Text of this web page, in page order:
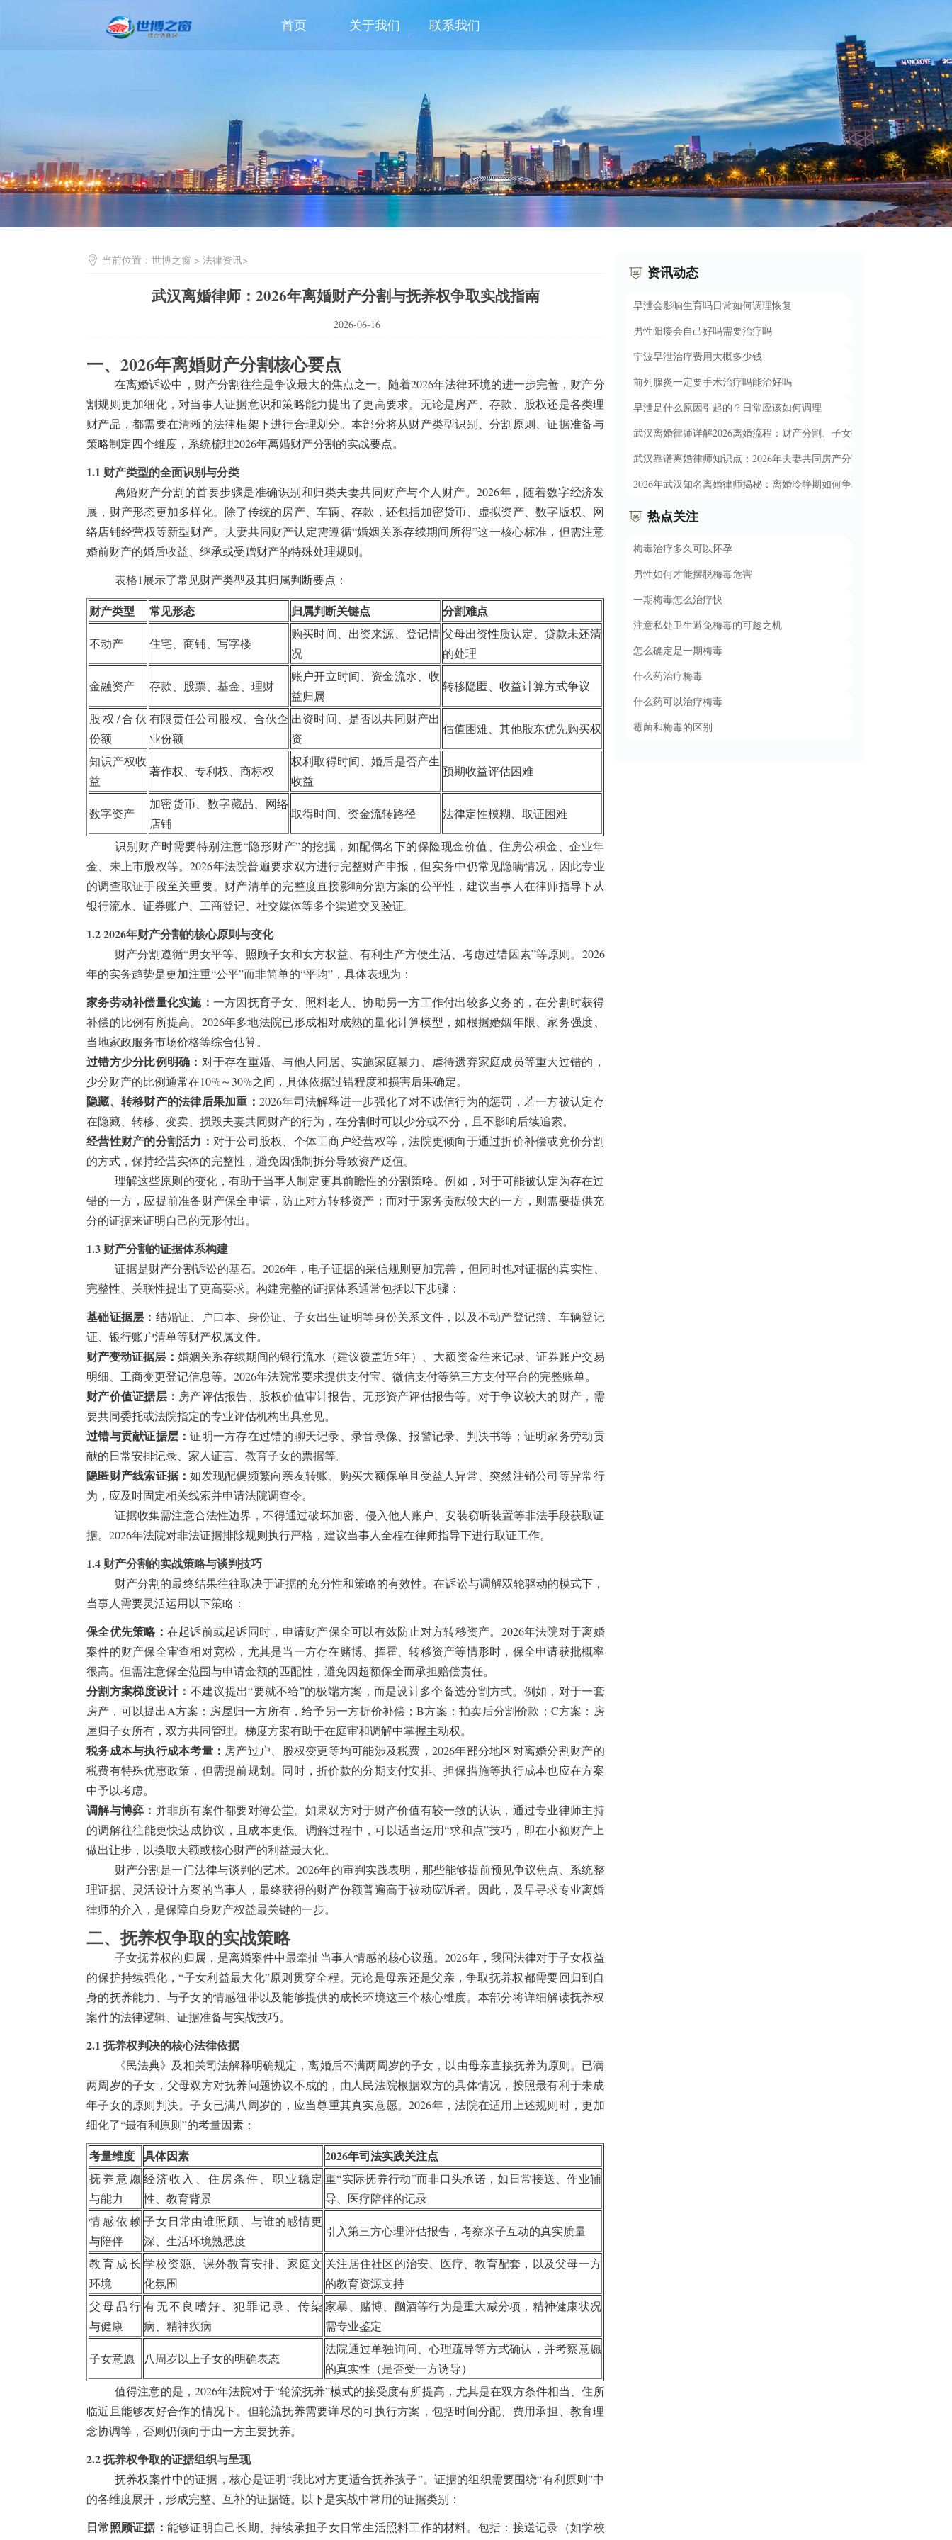
首页 关于我们 联系我们
当前位置：世博之窗 >法律资讯>
武汉离婚律师：2026年离婚财产分割与抚养权争取实战指南
2026-06-16
一、2026年离婚财产分割核心要点
在离婚诉讼中，财产分割往往是争议最大的焦点之一。随着2026年法律环境的进一步完善，财产分
割规则更加细化，对当事人证据意识和策略能力提出了更高要求。无论是房产、存款、股权还是各类理
财产品，都需要在清晰的法律框架下进行合理划分。本部分将从财产类型识别、分割原则、证据准备与
策略制定四个维度，系统梳理2026年离婚财产分割的实战要点。
1.1 财产类型的全面识别与分类
离婚财产分割的首要步骤是准确识别和归类夫妻共同财产与个人财产。2026年，随着数字经济发
展，财产形态更加多样化。除了传统的房产、车辆、存款，还包括加密货币、虚拟资产、数字版权、网
络店铺经营权等新型财产。夫妻共同财产认定需遵循“婚姻关系存续期间所得”这一核心标准，但需注意
婚前财产的婚后收益、继承或受赠财产的特殊处理规则。
表格1展示了常见财产类型及其归属判断要点：
财产类型 常见形态 归属判断关键点 分割难点
不动产 住宅、商铺、写字楼
购买时间、出资来源、登记情
况
父母出资性质认定、贷款未还清
的处理
金融资产 存款、股票、基金、理财
账户开立时间、资金流水、收
益归属
转移隐匿、收益计算方式争议
股权/合伙
份额
有限责任公司股权、合伙企
业份额
出资时间、是否以共同财产出
资
估值困难、其他股东优先购买权
知识产权收
益
著作权、专利权、商标权
权利取得时间、婚后是否产生
收益
预期收益评估困难
数字资产
加密货币、数字藏品、网络
店铺
取得时间、资金流转路径 法律定性模糊、取证困难
识别财产时需要特别注意“隐形财产”的挖掘，如配偶名下的保险现金价值、住房公积金、企业年
金、未上市股权等。2026年法院普遍要求双方进行完整财产申报，但实务中仍常见隐瞒情况，因此专业
的调查取证手段至关重要。财产清单的完整度直接影响分割方案的公平性，建议当事人在律师指导下从
银行流水、证券账户、工商登记、社交媒体等多个渠道交叉验证。
1.2 2026年财产分割的核心原则与变化
财产分割遵循“男女平等、照顾子女和女方权益、有利生产方便生活、考虑过错因素”等原则。2026
年的实务趋势是更加注重“公平”而非简单的“平均”，具体表现为：
家务劳动补偿量化实施： 一方因抚育子女、照料老人、协助另一方工作付出较多义务的，在分割时获得
补偿的比例有所提高。2026年多地法院已形成相对成熟的量化计算模型，如根据婚姻年限、家务强度、
当地家政服务市场价格等综合估算。
过错方少分比例明确： 对于存在重婚、与他人同居、实施家庭暴力、虐待遗弃家庭成员等重大过错的，
少分财产的比例通常在10%～30%之间，具体依据过错程度和损害后果确定。
隐藏、转移财产的法律后果加重：2026年司法解释进一步强化了对不诚信行为的惩罚，若一方被认定存
在隐藏、转移、变卖、损毁夫妻共同财产的行为，在分割时可以少分或不分，且不影响后续追索。
经营性财产的分割活力： 对于公司股权、个体工商户经营权等，法院更倾向于通过折价补偿或竞价分割
的方式，保持经营实体的完整性，避免因强制拆分导致资产贬值。
理解这些原则的变化，有助于当事人制定更具前瞻性的分割策略。例如，对于可能被认定为存在过
错的一方，应提前准备财产保全申请，防止对方转移资产；而对于家务贡献较大的一方，则需要提供充
分的证据来证明自己的无形付出。
1.3 财产分割的证据体系构建
证据是财产分割诉讼的基石。2026年，电子证据的采信规则更加完善，但同时也对证据的真实性、
完整性、关联性提出了更高要求。构建完整的证据体系通常包括以下步骤：
基础证据层： 结婚证、户口本、身份证、子女出生证明等身份关系文件，以及不动产登记簿、车辆登记
证、银行账户清单等财产权属文件。
财产变动证据层： 婚姻关系存续期间的银行流水（建议覆盖近5年）、大额资金往来记录、证券账户交易
明细、工商变更登记信息等。2026年法院常要求提供支付宝、微信支付等第三方支付平台的完整账单。
财产价值证据层： 房产评估报告、股权价值审计报告、无形资产评估报告等。对于争议较大的财产，需
要共同委托或法院指定的专业评估机构出具意见。
过错与贡献证据层：证明一方存在过错的聊天记录、录音录像、报警记录、判决书等；证明家务劳动贡
献的日常安排记录、家人证言、教育子女的票据等。
隐匿财产线索证据：如发现配偶频繁向亲友转账、购买大额保单且受益人异常、突然注销公司等异常行
为，应及时固定相关线索并申请法院调查令。
证据收集需注意合法性边界，不得通过破坏加密、侵入他人账户、安装窃听装置等非法手段获取证
据。2026年法院对非法证据排除规则执行严格，建议当事人全程在律师指导下进行取证工作。
1.4 财产分割的实战策略与谈判技巧
财产分割的最终结果往往取决于证据的充分性和策略的有效性。在诉讼与调解双轮驱动的模式下，
当事人需要灵活运用以下策略：
保全优先策略： 在起诉前或起诉同时，申请财产保全可以有效防止对方转移资产。2026年法院对于离婚
案件的财产保全审查相对宽松，尤其是当一方存在赌博、挥霍、转移资产等情形时，保全申请获批概率
很高。但需注意保全范围与申请金额的匹配性，避免因超额保全而承担赔偿责任。
分割方案梯度设计： 不建议提出“要就不给”的极端方案，而是设计多个备选分割方式。例如，对于一套
房产，可以提出A方案：房屋归一方所有，给予另一方折价补偿；B方案：拍卖后分割价款；C方案：房
屋归子女所有，双方共同管理。梯度方案有助于在庭审和调解中掌握主动权。
税务成本与执行成本考量： 房产过户、股权变更等均可能涉及税费，2026年部分地区对离婚分割财产的
税费有特殊优惠政策，但需提前规划。同时，折价款的分期支付安排、担保措施等执行成本也应在方案
中予以考虑。
调解与博弈： 并非所有案件都要对簿公堂。如果双方对于财产价值有较一致的认识，通过专业律师主持
的调解往往能更快达成协议，且成本更低。调解过程中，可以适当运用“求和点”技巧，即在小额财产上
做出让步，以换取大额或核心财产的利益最大化。
财产分割是一门法律与谈判的艺术。2026年的审判实践表明，那些能够提前预见争议焦点、系统整
理证据、灵活设计方案的当事人，最终获得的财产份额普遍高于被动应诉者。因此，及早寻求专业离婚
律师的介入，是保障自身财产权益最关键的一步。
二、抚养权争取的实战策略
子女抚养权的归属，是离婚案件中最牵扯当事人情感的核心议题。2026年，我国法律对于子女权益
的保护持续强化，“子女利益最大化”原则贯穿全程。无论是母亲还是父亲，争取抚养权都需要回归到自
身的抚养能力、与子女的情感纽带以及能够提供的成长环境这三个核心维度。本部分将详细解读抚养权
案件的法律逻辑、证据准备与实战技巧。
2.1 抚养权判决的核心法律依据
《民法典》及相关司法解释明确规定，离婚后不满两周岁的子女，以由母亲直接抚养为原则。已满
两周岁的子女，父母双方对抚养问题协议不成的，由人民法院根据双方的具体情况，按照最有利于未成
年子女的原则判决。子女已满八周岁的，应当尊重其真实意愿。2026年，法院在适用上述规则时，更加
细化了“最有利原则”的考量因素：
考量维度 具体因素 2026年司法实践关注点
抚养意愿
与能力
经济收入、住房条件、职业稳定
性、教育背景
重“实际抚养行动”而非口头承诺，如日常接送、作业辅
导、医疗陪伴的记录
情感依赖
与陪伴
子女日常由谁照顾、与谁的感情更
深、生活环境熟悉度
引入第三方心理评估报告，考察亲子互动的真实质量
教育成长
环境
学校资源、课外教育安排、家庭文
化氛围
关注居住社区的治安、医疗、教育配套，以及父母一方
的教育资源支持
父母品行
与健康
有无不良嗜好、犯罪记录、传染
病、精神疾病
家暴、赌博、酗酒等行为是重大减分项，精神健康状况
需专业鉴定
子女意愿 八周岁以上子女的明确表态
法院通过单独询问、心理疏导等方式确认，并考察意愿
的真实性（是否受一方诱导）
值得注意的是，2026年法院对于“轮流抚养”模式的接受度有所提高，尤其是在双方条件相当、住所
临近且能够友好合作的情况下。但轮流抚养需要详尽的可执行方案，包括时间分配、费用承担、教育理
念协调等，否则仍倾向于由一方主要抚养。
2.2 抚养权争取的证据组织与呈现
抚养权案件中的证据，核心是证明“我比对方更适合抚养孩子”。证据的组织需要围绕“有利原则”中
的各维度展开，形成完整、互补的证据链。以下是实战中常用的证据类别：
日常照顾证据： 能够证明自己长期、持续承担子女日常生活照料工作的材料。包括：接送记录（如学校
资讯动态
早泄会影响生育吗日常如何调理恢复
男性阳痿会自己好吗需要治疗吗
宁波早泄治疗费用大概多少钱
前列腺炎一定要手术治疗吗能治好吗
早泄是什么原因引起的？日常应该如何调理
武汉离婚律师详解2026离婚流程：财产分割、子女抚养权与债务处理必
武汉靠谱离婚律师知识点：2026年夫妻共同房产分割、彩礼退还条件和
2026年武汉知名离婚律师揭秘：离婚冷静期如何争取孩子抚养权与多分
热点关注
梅毒治疗多久可以怀孕
男性如何才能摆脱梅毒危害
一期梅毒怎么治疗快
注意私处卫生避免梅毒的可趁之机
怎么确定是一期梅毒
什么药治疗梅毒
什么药可以治疗梅毒
霉菌和梅毒的区别